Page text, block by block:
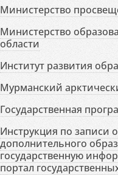
Министерство
Министерство
области
Институт развития
Мурманский
Государственная
Инструкция по
дополнительного
государственную
портал